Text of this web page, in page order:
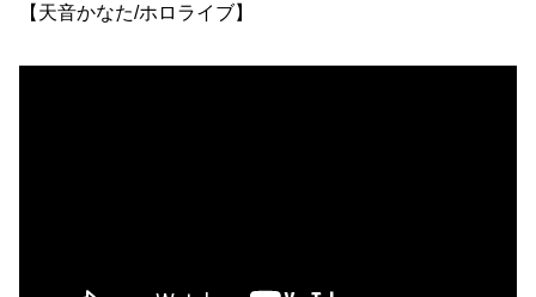
【天音かなた/ホロライブ】